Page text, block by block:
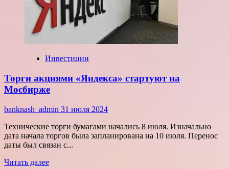
к
торгам
с
августа
Инвестиции
Торги акциями «Яндекса» стартуют на
Мосбирже
banknash_admin 31 июля 2024
Технические торги бумагами начались 8 июля. Изначально
дата начала торгов была запланирована на 10 июля. Перенос
даты был связан с...
Читать далееПрочитать